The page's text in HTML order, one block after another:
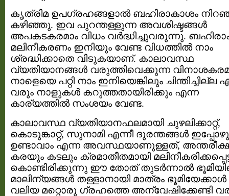
കൃത്രിമ ഉപഗ്രഹങ്ങളാല്‍ ബഹിരാകാശം
കഴിഞ്ഞു. ഇവ പുറന്തള്ളുന്ന അവശിഷ്ടങ്ങള്‍
അപകടകരമാം വിധം വര്‍ദ്ധിച്ചുവരുന്നു.
മലിനീകരണം ഇനിയും വേണ്ട വിധത്തില്‍ നാം
ശ്രദ്ധിക്കാതെ വിടുകയാണ്. കാലാവസ്ഥ
വ്യതിയാനങ്ങള്‍ വരുത്തിവെക്കുന്ന
നാളെയെ പറ്റി നാം ഇനിയെങ്കിലും ചിന്തിച്ചില്ല
വരും നാളുകള്‍ കറുത്തതായിരിക്കും എന്ന
കാര്യത്തില്‍ സംശയം വേണ്ട.
കാലാവസ്ഥ വ്യതിയാനഫലമായി ചുഴലിക്കാറ്റ്‌,
കൊടുങ്കാറ്റ്, സുനാമി എന്നീ ദുരന്തങ്ങള്‍
ഉണ്ടാവാം എന്ന അവസ്ഥയാണുള്ളത്,
കരയും കടലും ക്രമാതീതമായി
കൊണ്ടിരിക്കുന്നു ഈ തോത് തുടര്‍ന്നാല്‍
മാലിന്യങ്ങള്‍ തള്ളാനായി മാത്രം ഭൂമിയേക്കാള്‍
വലിയ മറ്റൊരു ഗ്രഹത്തെ അന്വേഷിക്കേണ്ടി